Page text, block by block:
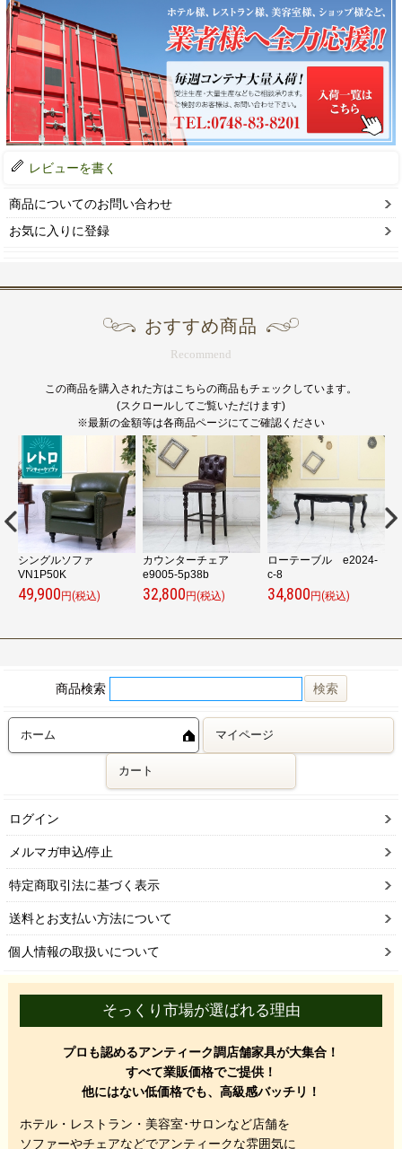
レビューを書く
商品についてのお問い合わせ
お気に入りに登録
おすすめ商品
Recommend
この商品を購入された方はこちらの商品もチェックしています。
(スクロールしてご覧いただけます)
※最新の金額等は各商品ページにてご確認ください
シングルソファ
VN1P50K
49,900 円(税込)
カウンターチェア
e9005-5p38b
32,800 円(税込)
ローテーブル e2024-
c-8
34,800 円(税込)
商品検索
ホーム マイページ
カート
ログイン
メルマガ申込/停止
特定商取引法に基づく表示
送料とお支払い方法について
個人情報の取扱いについて
そっくり市場が選ばれる理由
プロも認めるアンティーク調店舗家具が大集合！
すべて業販価格でご提供！
他にはない低価格でも、高級感バッチリ！
ホテル・レストラン・美容室･サロンなど店舗を
ソファーやチェアなどでアンティークな雰囲気に